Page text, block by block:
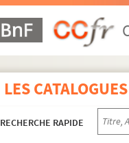
LES CATALOGUES
RECHERCHE RAPIDE
Scénographies pour le